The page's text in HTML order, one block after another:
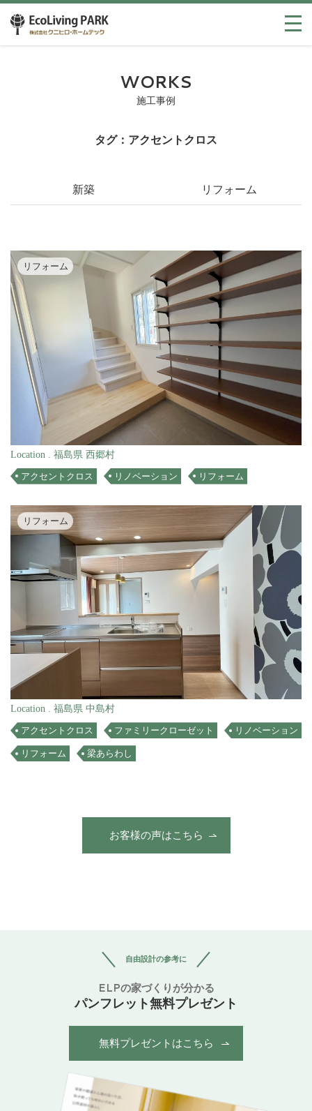
WORKS
施工事例
タグ：アクセントクロス
新築 リフォーム
リフォーム
Location . 福島県 西郷村
アクセントクロス リノベーション リフォーム
リフォーム
Location . 福島県 中島村
アクセントクロス ファミリークローゼット リノベーション
リフォーム 梁あらわし
お客様の声はこちら
自由設計の参考に
ELPの家づくりが分かる
パンフレット無料プレゼント
無料プレゼントはこちら